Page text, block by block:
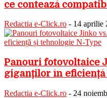
ce contează
Redactia e-Click.ro - 14 aprilie
Panouri fotovoltaice
giganților în eficiență
Redactia e-Click.ro - 24